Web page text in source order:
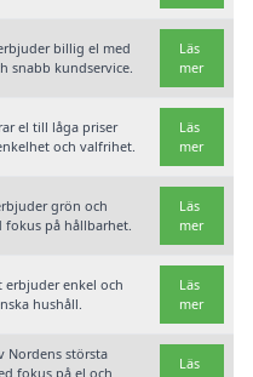
billig el med
snabb kundservice.
Läs
mer
el till låga priser
och valfrihet.
Läs
mer
grön och
fokus på hållbarhet.
Läs
mer
erbjuder enkel och
hushåll.
Läs
mer
Nordens största
fokus på el och
Läs